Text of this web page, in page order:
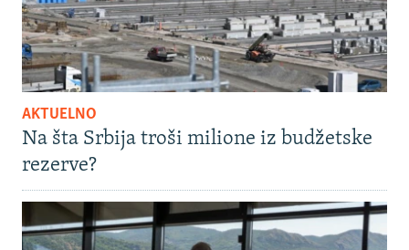
AKTUELNO
Na šta Srbija troši milione iz budžetske
rezerve?